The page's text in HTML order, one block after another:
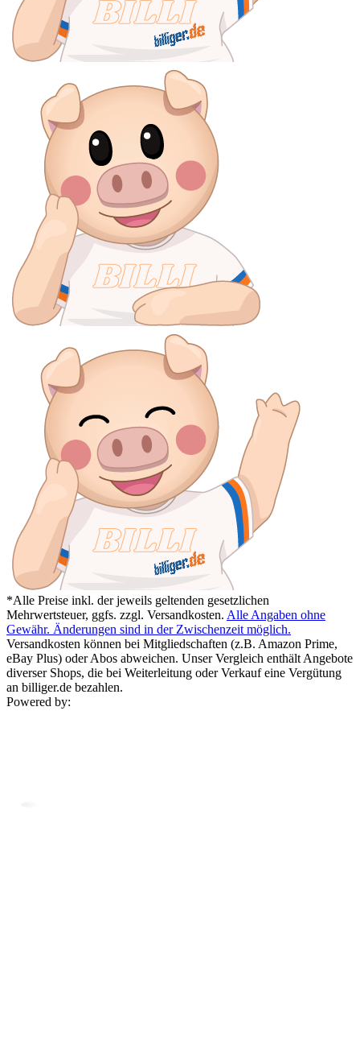
*Alle Preise inkl. der jeweils geltenden gesetzlichen
Mehrwertsteuer, ggfs. zzgl. Versandkosten. Alle Angaben ohne
Gewähr. Änderungen sind in der Zwischenzeit möglich.
Versandkosten können bei Mitgliedschaften (z.B. Amazon Prime,
eBay Plus) oder Abos abweichen. Unser Vergleich enthält Angebote
diverser Shops, die bei Weiterleitung oder Verkauf eine Vergütung
an billiger.de bezahlen.
Powered by: